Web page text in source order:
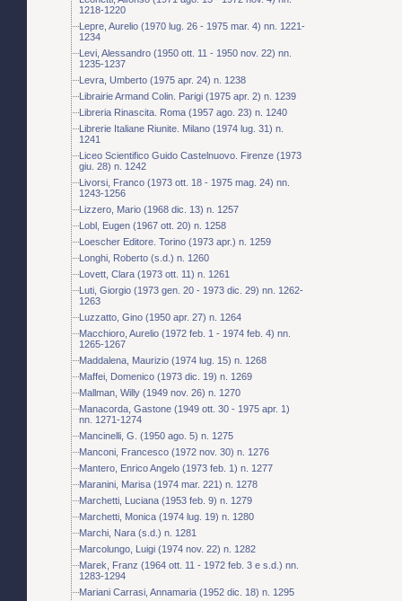
1218-1220
Lepre, Aurelio (1970 lug. 26 - 1975 mar. 4) nn. 1221-
1234
Levi, Alessandro (1950 ott. 11 - 1950 nov. 22) nn.
1235-1237
Levra, Umberto (1975 apr. 24) n. 1238
Librairie Armand Colin. Parigi (1975 apr. 2) n. 1239
Libreria Rinascita. Roma (1957 ago. 23) n. 1240
Librerie Italiane Riunite. Milano (1974 lug. 31) n.
1241
Liceo Scientifico Guido Castelnuovo. Firenze (1973
giu. 28) n. 1242
Livorsi, Franco (1973 ott. 18 - 1975 mag. 24) nn.
1243-1256
Lizzero, Mario (1968 dic. 13) n. 1257
Lobl, Eugen (1967 ott. 20) n. 1258
Loescher Editore. Torino (1973 apr.) n. 1259
Longhi, Roberto (s.d.) n. 1260
Lovett, Clara (1973 ott. 11) n. 1261
Luti, Giorgio (1973 gen. 20 - 1973 dic. 29) nn. 1262-
1263
Luzzatto, Gino (1950 apr. 27) n. 1264
Macchioro, Aurelio (1972 feb. 1 - 1974 feb. 4) nn.
1265-1267
Maddalena, Maurizio (1974 lug. 15) n. 1268
Maffei, Domenico (1973 dic. 19) n. 1269
Mallman, Willy (1949 nov. 26) n. 1270
Manacorda, Gastone (1949 ott. 30 - 1975 apr. 1)
nn. 1271-1274
Mancinelli, G. (1950 ago. 5) n. 1275
Manconi, Francesco (1972 nov. 30) n. 1276
Mantero, Enrico Angelo (1973 feb. 1) n. 1277
Maranini, Marisa (1974 mar. 221) n. 1278
Marchetti, Luciana (1953 feb. 9) n. 1279
Marchetti, Monica (1974 lug. 19) n. 1280
Marchi, Nara (s.d.) n. 1281
Marcolungo, Luigi (1974 nov. 22) n. 1282
Marek, Franz (1964 ott. 11 - 1972 feb. 3 e s.d.) nn.
1283-1294
Mariani Carrasi, Annamaria (1952 dic. 18) n. 1295